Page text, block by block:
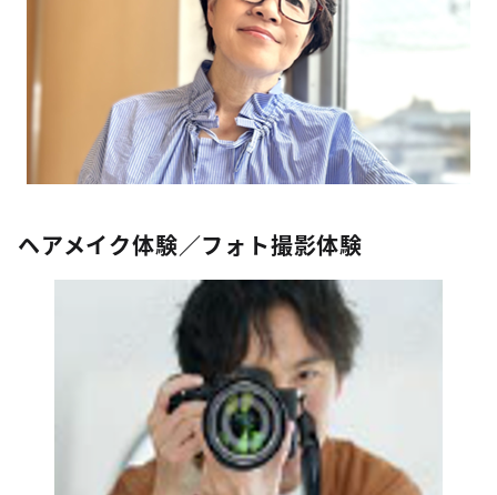
ヘアメイク体験／フォト撮影体験